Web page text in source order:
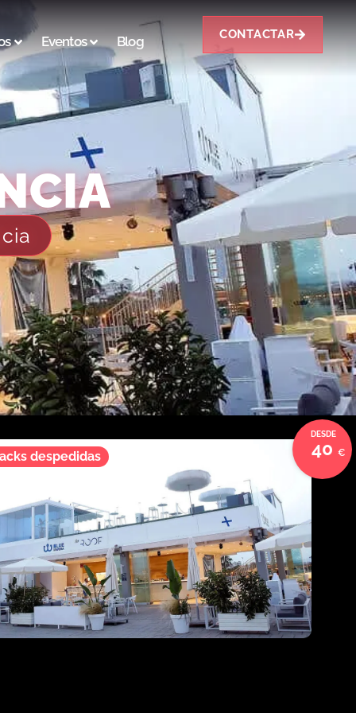
Eventos Blog CONTACTAR
40
despedidas